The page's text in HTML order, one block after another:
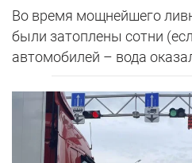
Во время мощнейшего
были затоплены сотни
автомобилей – вода